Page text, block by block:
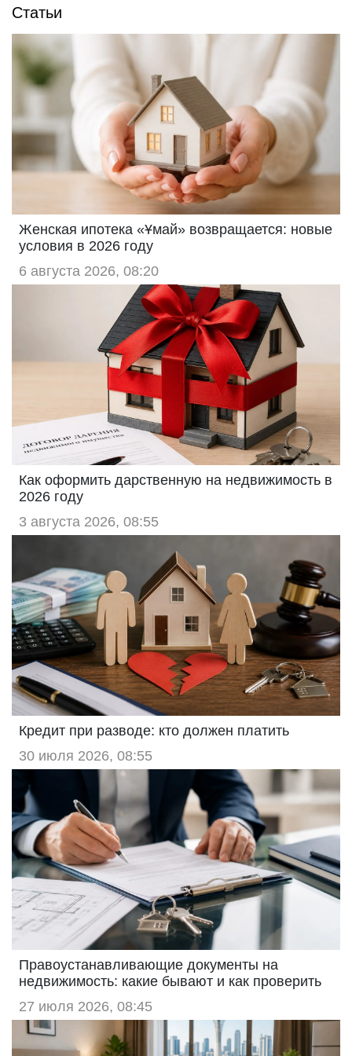
---
Дополнительно: 5 000 тг. страховой депозит (не входит в
стоимость проживания, возвращается при отъезде).,
можно с животными, стиральная машина, телевизор,
посуда, микроволновая печь, лифт, ЛИЧНОЕ
парковочное место во дворе
Статьи
Женская ипотека «Ұмай» возвращается: новые
условия в 2026 году
6 августа 2026, 08:20
Как оформить дарственную на недвижимость в
2026 году
3 августа 2026, 08:55
Кредит при разводе: кто должен платить
30 июля 2026, 08:55
Правоустанавливающие документы на
недвижимость: какие бывают и как проверить
27 июля 2026, 08:45